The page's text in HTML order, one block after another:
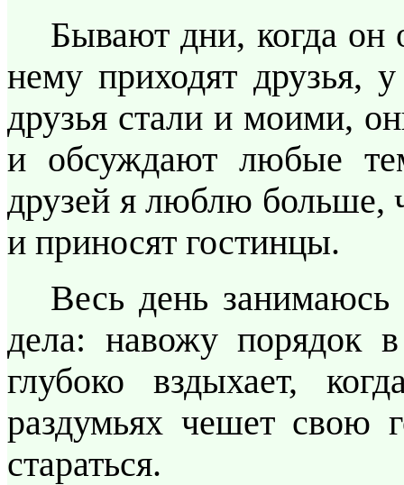
Бывают дни, когда он
нему приходят друзья,
друзья стали и моими,
и обсуждают любые
друзей я люблю больше,
и приносят гостинцы.
Весь день
дела: навожу порядок
глубоко вздыхает,
раздумьях чешет свою
стараться.